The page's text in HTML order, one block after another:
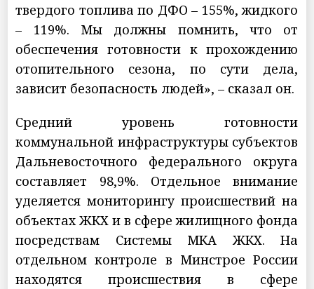
твердого топлива по ДФО – 155%, жидкого
– 119%. Мы должны помнить, что от
обеспечения готовности к прохождению
отопительного сезона, по сути дела,
зависит безопасность людей», – сказал он.
Средний уровень готовности
коммунальной инфраструктуры субъектов
Дальневосточного федерального округа
составляет 98,9%. Отдельное внимание
уделяется мониторингу происшествий на
объектах ЖКХ и в сфере жилищного фонда
посредствам Системы МКА ЖКХ. На
отдельном контроле в Минстрое России
находятся происшествия в сфере